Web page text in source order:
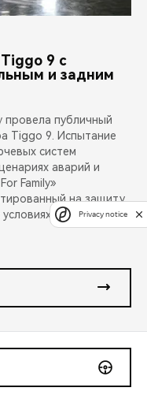
9 с
и задним
провела публичный
Tiggo 9. Испытание
систем
аварий и
Family»
на защиту
Privacy notice